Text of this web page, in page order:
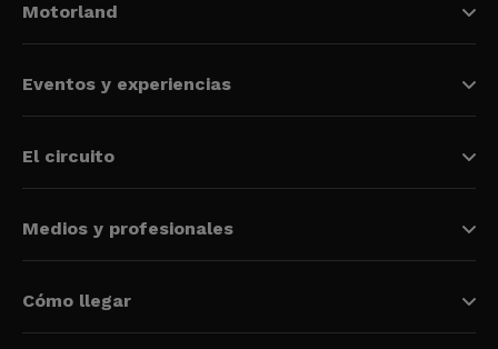
Motorland
Eventos y experiencias
El circuito
Medios y profesionales
Cómo llegar